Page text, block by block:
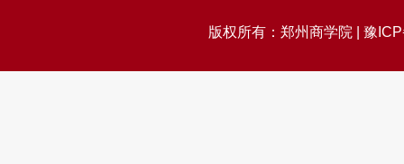
版权所有：郑州商学院 | 豫